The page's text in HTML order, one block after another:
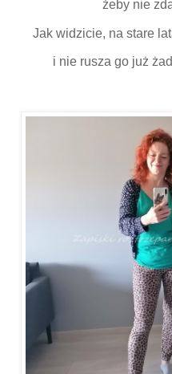
żeby nie
Jak widzicie, na stare
i nie rusza go już